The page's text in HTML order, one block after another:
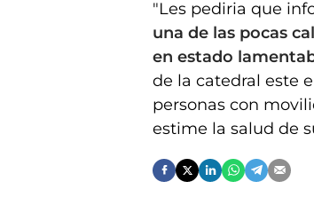
"Les pediria que
una de las pocas
en estado
de la catedral este
personas con
estime la salud de